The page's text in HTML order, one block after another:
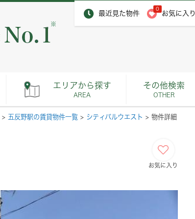
最近見た物件
0
お気に入り
※
エリアから探す
AREA
その他検索
OTHER
> 五反野駅の賃貸物件一覧 > シティパルウエスト > 物件詳細
お気に入り